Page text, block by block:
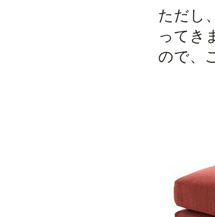
ただし
ってき
ので、